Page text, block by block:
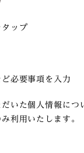
ップ
必要事項を入力
個人情報につい
利用いたします。